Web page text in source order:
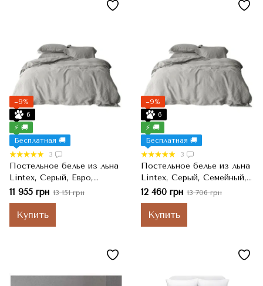
−9%
6
⚡ 🚚
Бесплатная 🚚
3
Постельное белье из льна
Lintex, Серый, Евро,
200x220 см, 220x240 см,
50x70 см
11 955 грн 13 151 грн
Купить
−9%
6
⚡ 🚚
Бесплатная 🚚
3
Постельное белье из льна
Lintex, Серый, Семейный,
145x215 см, 220x240 см,
50x70 см
12 460 грн 13 706 грн
Купить